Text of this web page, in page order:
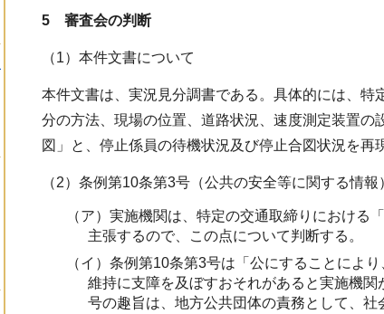
5 審査会の判断
（1）本件文書について
本件文書は、実況見分調書である。具体的には、
分の方法、現場の位置、道路状況、速度測定装置
図」と、停止係員の待機状況及び停止合図状況を再
（2）条例第10条第3号（公共の安全等に関する情
（ア）実施機関は、特定の交通取締りにおけ
主張するので、この点について判断する。
（イ）条例第10条第3号は「公にすることによ
維持に支障を及ぼすおそれがあると実施機
号の趣旨は、地方公共団体の責務として、